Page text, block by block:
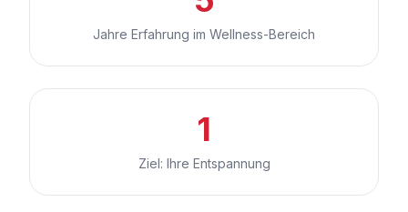
Jahre Erfahrung im Wellness-Bereich
1
Ziel: Ihre Entspannung